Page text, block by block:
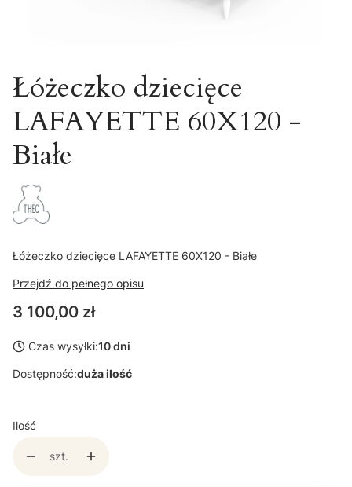
Łóżeczko dziecięce
LAFAYETTE 60X120 -
Białe
Łóżeczko dziecięce LAFAYETTE 60X120 - Białe
Przejdź do pełnego opisu
Cena
3 100,00 zł
Czas wysyłki:10 dni
Dostępność:duża ilość
Ilość
szt.